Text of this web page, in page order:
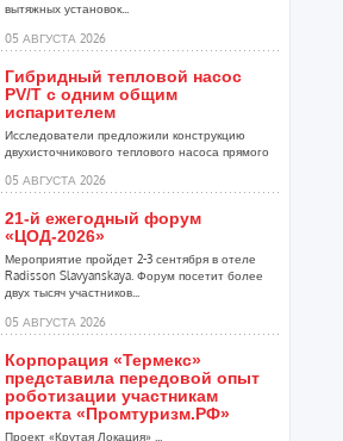
вытяжных установок...
05 АВГУСТА 2026
Гибридный тепловой насос
PV/T с одним общим
испарителем
Исследователи предложили конструкцию
двухисточникового теплового насоса прямого
05 АВГУСТА 2026
21-й ежегодный форум
«ЦОД-2026»
Мероприятие пройдет 2-3 сентября в отеле
Radisson Slavyanskaya. Форум посетит более
двух тысяч участников...
05 АВГУСТА 2026
Корпорация «Термекс»
представила передовой опыт
роботизации участникам
проекта «Промтуризм.РФ»
Проект «Крутая Локация» ...